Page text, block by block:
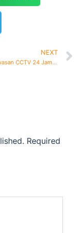
NEXT
Fitur Pengawasan CCTV 24 Jam Non-Stop
Required